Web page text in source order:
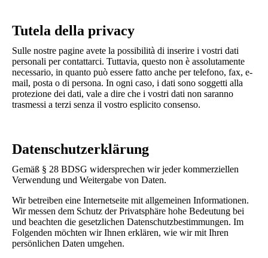
Tutela della privacy
Sulle nostre pagine avete la possibilità di inserire i vostri dati
personali per contattarci. Tuttavia, questo non è assolutamente
necessario, in quanto può essere fatto anche per telefono, fax, e-
mail, posta o di persona. In ogni caso, i dati sono soggetti alla
protezione dei dati, vale a dire che i vostri dati non saranno
trasmessi a terzi senza il vostro esplicito consenso.
Datenschutzerklärung
Gemäß § 28 BDSG widersprechen wir jeder kommerziellen
Verwendung und Weitergabe von Daten.
Wir betreiben eine Internetseite mit allgemeinen Informationen.
Wir messen dem Schutz der Privatsphäre hohe Bedeutung bei
und beachten die gesetzlichen Datenschutzbestimmungen. Im
Folgenden möchten wir Ihnen erklären, wie wir mit Ihren
persönlichen Daten umgehen.